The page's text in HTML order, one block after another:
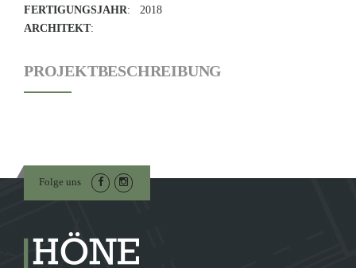
FERTIGUNGSJAHR: 2018
ARCHITEKT:
PROJEKTBESCHREIBUNG
Folge uns